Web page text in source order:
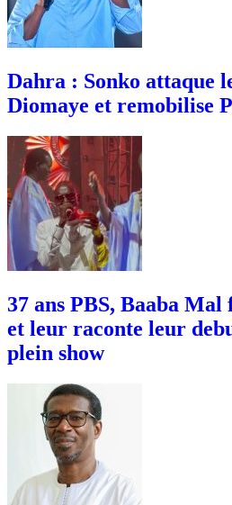
Dahra : Sonko attaque
Diomaye et remobilise
37 ans PBS, Baaba
et leur raconte leur
plein show